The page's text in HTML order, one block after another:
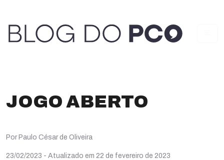
JOGO ABERTO
Por Paulo César de Oliveira
23/02/2023 - Atualizado em 22 de fevereiro de 2023